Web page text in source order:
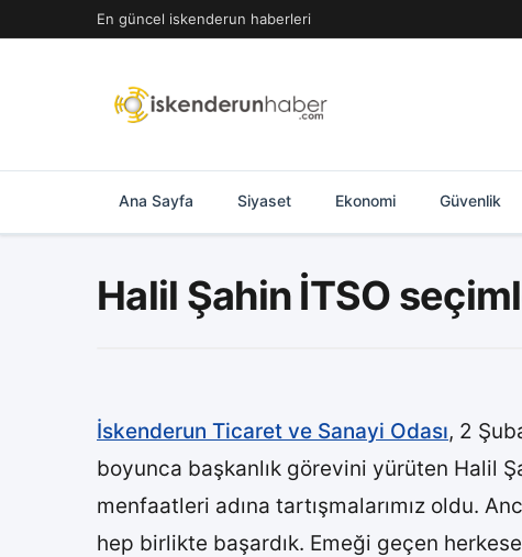
geç
En güncel iskenderun haberleri
Ana Sayfa Siyaset Ekonomi Güvenlik
Halil Şahin İTSO
İskenderun Ticaret ve Sanayi Odası, 2
boyunca başkanlık görevini yürüten Halil
menfaatleri adına tartışmalarımız oldu.
hep birlikte başardık. Emeği geçen